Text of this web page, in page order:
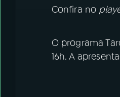
Confira no
O programa
16h. A